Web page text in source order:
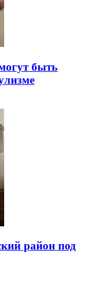
быть
район под